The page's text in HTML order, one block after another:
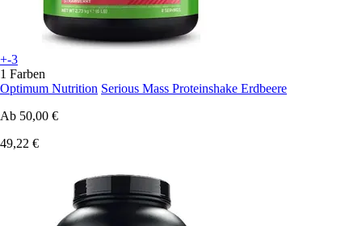
+-3
1 Farben
Optimum Nutrition Serious Mass Proteinshake Erdbeere
Ab 50,00 €
49,22 €